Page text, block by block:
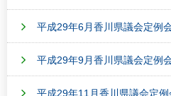
平成29年6月香川県議会定
平成29年9月香川県議会定
平成29年11月香川県議会定